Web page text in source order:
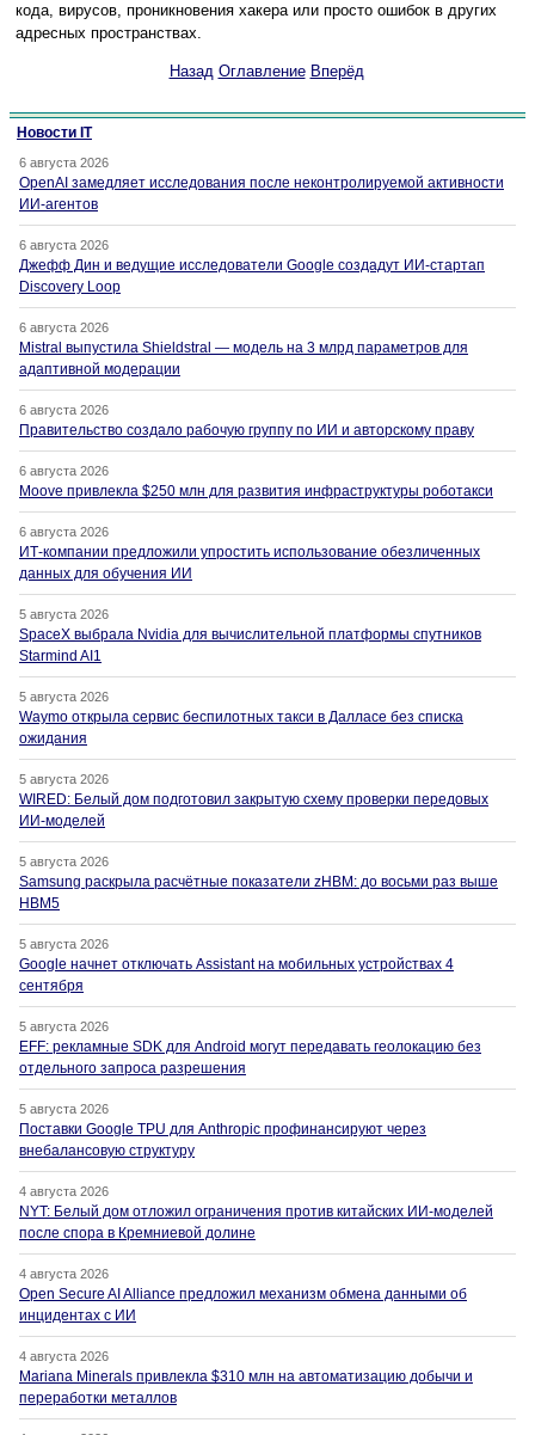
кода, вирусов, проникновения хакера или просто ошибок в других
адресных пространствах.
Назад Оглавление Вперёд
Новости IT
6 августа 2026
OpenAI замедляет исследования после неконтролируемой активности
ИИ-агентов
6 августа 2026
Джефф Дин и ведущие исследователи Google создадут ИИ-стартап
Discovery Loop
6 августа 2026
Mistral выпустила Shieldstral — модель на 3 млрд параметров для
адаптивной модерации
6 августа 2026
Правительство создало рабочую группу по ИИ и авторскому праву
6 августа 2026
Moove привлекла $250 млн для развития инфраструктуры роботакси
6 августа 2026
ИТ-компании предложили упростить использование обезличенных
данных для обучения ИИ
5 августа 2026
SpaceX выбрала Nvidia для вычислительной платформы спутников
Starmind AI1
5 августа 2026
Waymo открыла сервис беспилотных такси в Далласе без списка
ожидания
5 августа 2026
WIRED: Белый дом подготовил закрытую схему проверки передовых
ИИ-моделей
5 августа 2026
Samsung раскрыла расчётные показатели zHBM: до восьми раз выше
HBM5
5 августа 2026
Google начнет отключать Assistant на мобильных устройствах 4
сентября
5 августа 2026
EFF: рекламные SDK для Android могут передавать геолокацию без
отдельного запроса разрешения
5 августа 2026
Поставки Google TPU для Anthropic профинансируют через
внебалансовую структуру
4 августа 2026
NYT: Белый дом отложил ограничения против китайских ИИ-моделей
после спора в Кремниевой долине
4 августа 2026
Open Secure AI Alliance предложил механизм обмена данными об
инцидентах с ИИ
4 августа 2026
Mariana Minerals привлекла $310 млн на автоматизацию добычи и
переработки металлов